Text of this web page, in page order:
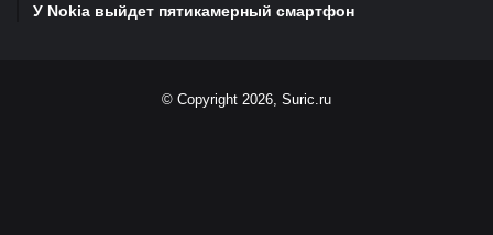
У Nokia выйдет пятикамерный смартфон
© Copyright 2026, Suric.ru